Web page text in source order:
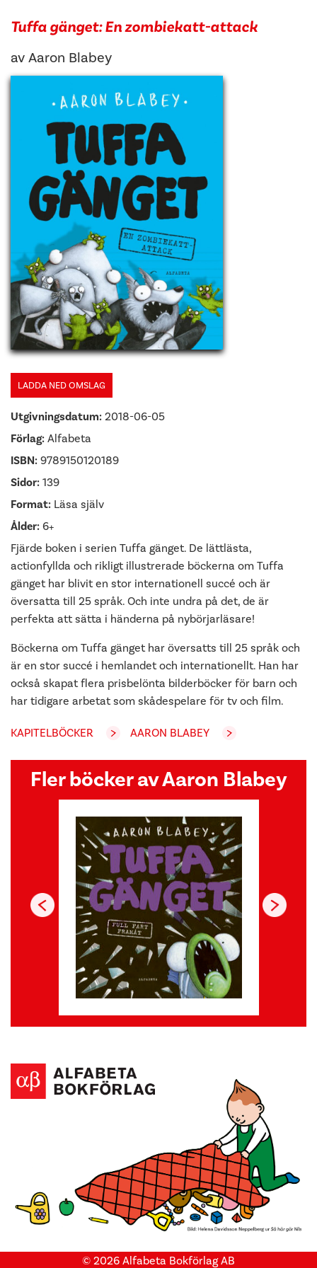
Tuffa gänget: En zombiekatt-attack
av Aaron Blabey
LADDA NED OMSLAG
Utgivningsdatum: 2018-06-05
Förlag: Alfabeta
ISBN: 9789150120189
Sidor: 139
Format: Läsa själv
Ålder: 6+
Fjärde boken i serien Tuffa gänget. De lättlästa,
actionfyllda och rikligt illustrerade böckerna om Tuffa
gänget har blivit en stor internationell succé och är
översatta till 25 språk. Och inte undra på det, de är
perfekta att sätta i händerna på nybörjarläsare!
Böckerna om Tuffa gänget har översatts till 25 språk och
är en stor succé i hemlandet och internationellt. Han har
också skapat flera prisbelönta bilderböcker för barn och
har tidigare arbetat som skådespelare för tv och film.
KAPITELBÖCKER AARON BLABEY
Fler böcker av Aaron Blabey
© 2026 Alfabeta Bokförlag AB